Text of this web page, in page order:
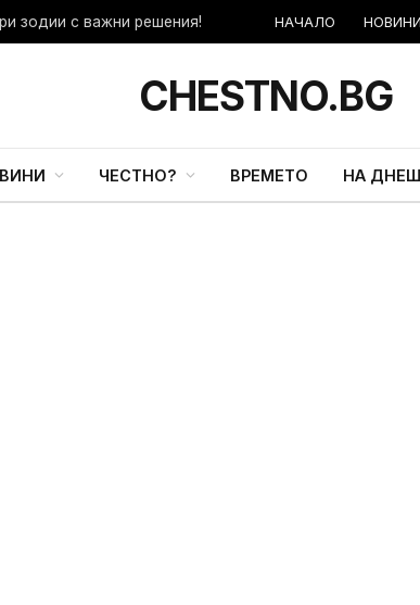
зодии с важни решения! НАЧАЛО НОВИНИ
CHESTNO.BG
ЧЕСТНО? ВРЕМЕТО НА